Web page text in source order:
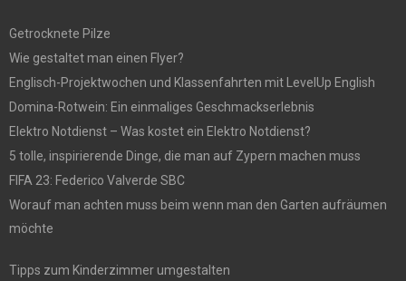
Getrocknete Pilze
Wie gestaltet man einen Flyer?
Englisch-Projektwochen und Klassenfahrten mit LevelUp English
Domina-Rotwein: Ein einmaliges Geschmackserlebnis
Elektro Notdienst – Was kostet ein Elektro Notdienst?
5 tolle, inspirierende Dinge, die man auf Zypern machen muss
FIFA 23: Federico Valverde SBC
Worauf man achten muss beim wenn man den Garten aufräumen
möchte
Tipps zum Kinderzimmer umgestalten